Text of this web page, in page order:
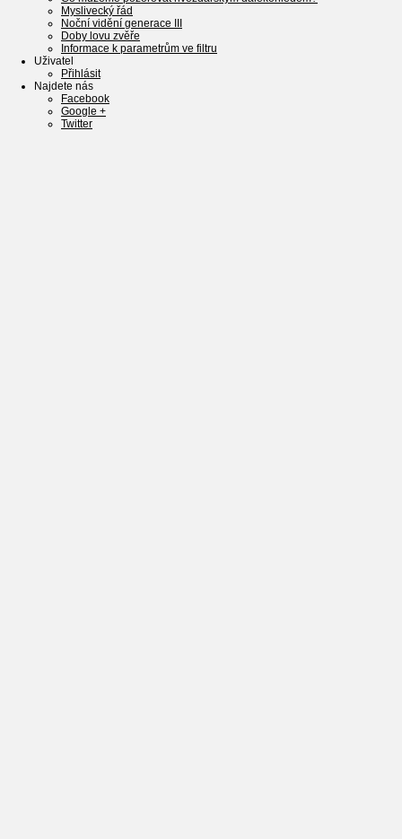
Myslivecký řád
Noční vidění generace III
Doby lovu zvěře
Informace k parametrům ve filtru
Uživatel
Přihlásit
Najdete nás
Facebook
Google +
Twitter